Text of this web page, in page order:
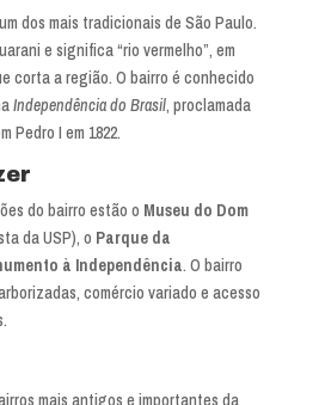
dos mais tradicionais de São Paulo.
e significa “rio vermelho”, em
corta a região. O bairro é conhecido
Independência do Brasil, proclamada
Pedro I em 1822.
do bairro estão o Museu do Dom
da USP), o Parque da
à Independência. O bairro
comércio variado e acesso
mais antigos e importantes da